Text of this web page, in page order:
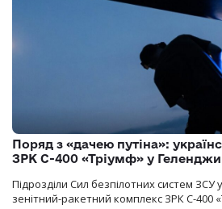
Поряд з «дачею путіна»:
ЗРК С-400 «Тріумф» у
Підрозділи Сил безпілотних систем
зенітний-ракетний комплекс ЗРК С-400